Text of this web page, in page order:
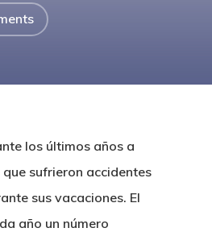
los últimos años a
sufrieron accidentes
sus vacaciones. El
año un número